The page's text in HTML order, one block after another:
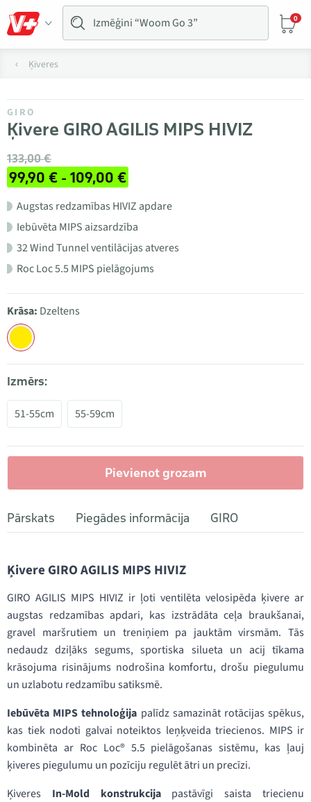
0
Ķiveres
GIRO
Ķivere GIRO AGILIS MIPS HIVIZ
133,00 €
99,90 € - 109,00 €
Augstas redzamības HIVIZ apdare
Iebūvēta MIPS aizsardzība
32 Wind Tunnel ventilācijas atveres
Roc Loc 5.5 MIPS pielāgojums
Krāsa: Dzeltens
Izmērs:
51-55cm 55-59cm
Pievienot grozam
Pārskats Piegādes informācija GIRO
Ķivere GIRO AGILIS MIPS HIVIZ
GIRO AGILIS MIPS HIVIZ ir ļoti ventilēta velosipēda ķivere ar
augstas redzamības apdari, kas izstrādāta ceļa braukšanai,
gravel maršrutiem un treniņiem pa jauktām virsmām. Tās
nedaudz dziļāks segums, sportiska silueta un acij tīkama
krāsojuma risinājums nodrošina komfortu, drošu piegulumu
un uzlabotu redzamību satiksmē.
Iebūvēta MIPS tehnoloģija palīdz samazināt rotācijas spēkus,
kas tiek nodoti galvai noteiktos leņķveida triecienos. MIPS ir
kombinēta ar Roc Loc® 5.5 pielāgošanas sistēmu, kas ļauj
ķiveres piegulumu un pozīciju regulēt ātri un precīzi.
Ķiveres In-Mold konstrukcijapastāvīgi saista triecienu